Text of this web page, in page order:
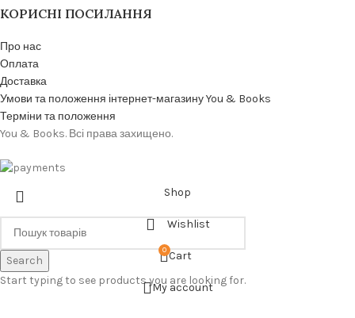
КОРИСНІ ПОСИЛАННЯ
Про нас
Оплата
Доставка
Умови та положення інтернет-магазину You & Books
Терміни та положення
You & Books. Всі права захищено.
Search
Start typing to see products you are looking for.
Shop
Wishlist
0 Cart
My account